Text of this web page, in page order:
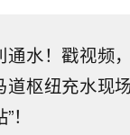
通水！戳视频
道枢纽充水现